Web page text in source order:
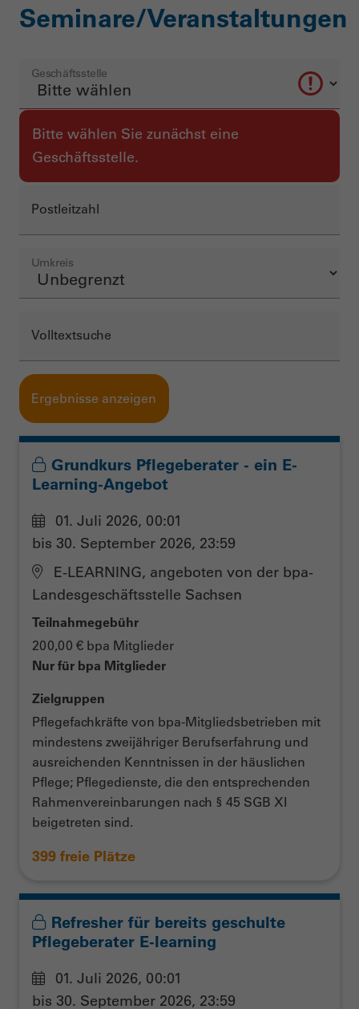
Seminare/Veranstaltungen
Geschäftsstelle
Bitte wählen Sie zunächst eine
Geschäftsstelle.
Monat
Postleitzahl
Umkreis
Volltextsuche
Grundkurs Pflegeberater - ein E-
Learning-Angebot
01. Juli 2026, 00:01
bis 30. September 2026, 23:59
E-LEARNING, angeboten von der bpa-
Landesgeschäftsstelle Sachsen
Teilnahmegebühr
200,00 € bpa Mitglieder
Nur für bpa Mitglieder
Zielgruppen
Pflegefachkräfte von bpa-Mitgliedsbetrieben mit
mindestens zweijähriger Berufserfahrung und
ausreichenden Kenntnissen in der häuslichen
Pflege; Pflegedienste, die den entsprechenden
Rahmenvereinbarungen nach § 45 SGB XI
beigetreten sind.
399 freie Plätze
Refresher für bereits geschulte
Pflegeberater E-learning
01. Juli 2026, 00:01
bis 30. September 2026, 23:59